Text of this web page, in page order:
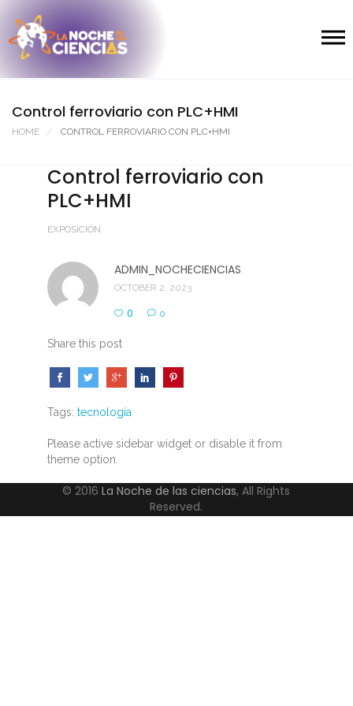
Control ferroviario con PLC+HMI
HOME CONTROL FERROVIARIO CON PLC+HMI
Control ferroviario con
PLC+HMI
EXPOSICIÓN
ADMIN_NOCHECIENCIAS
OCTOBER 2, 2023
0 0
Share this post
Tags: tecnología
Please active sidebar widget or disable it from
theme option.
© 2016La Noche de las ciencias, All Rights
Reserved.